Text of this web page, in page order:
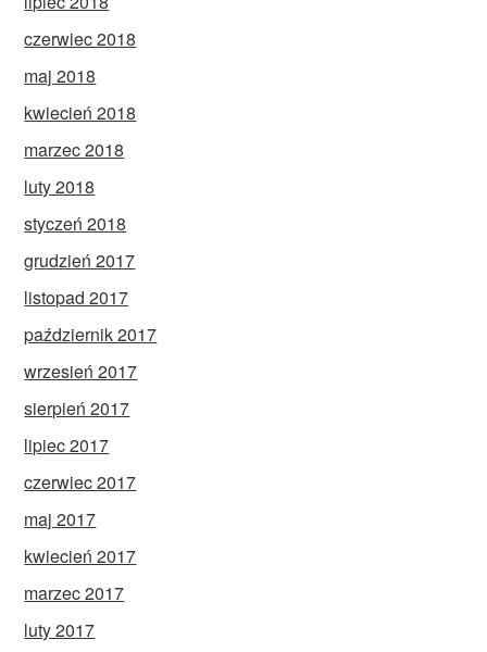
czerwiec 2018
maj 2018
kwiecień 2018
marzec 2018
luty 2018
styczeń 2018
grudzień 2017
listopad 2017
październik 2017
wrzesień 2017
sierpień 2017
lipiec 2017
czerwiec 2017
maj 2017
kwiecień 2017
marzec 2017
luty 2017